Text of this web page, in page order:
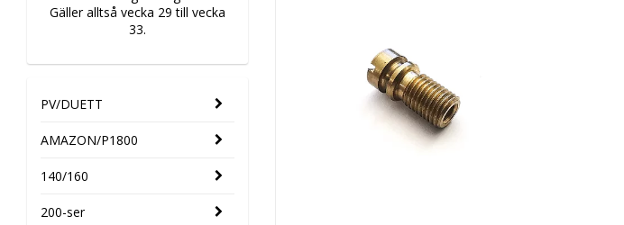
Gäller alltså vecka 29 till vecka
33.
PV/DUETT
AMAZON/P1800
140/160
200-ser